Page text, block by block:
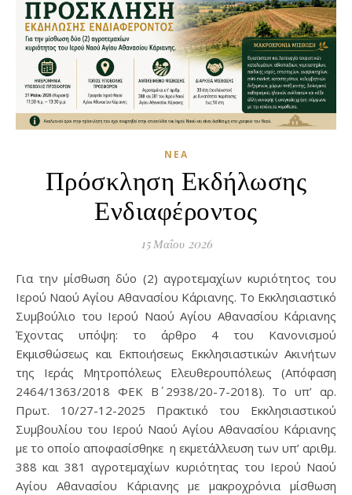
ΝΈΑ
Πρόσκληση Εκδήλωσης
Ενδιαφέροντος
15 Μαΐου 2026
Για την μίσθωση δύο (2) αγροτεμαχίων κυριότητος του
Ιερού Ναού Αγίου Αθανασίου Κάριανης. Το Εκκλησιαστικό
Συμβούλιο του Ιερού Ναού Αγίου Αθανασίου Κάριανης
Έχοντας υπόψη: το άρθρο 4 του Κανονισμού
Εκμισθώσεως και Εκποιήσεως Εκκλησιαστικών Ακινήτων
της Ιεράς Μητροπόλεως Ελευθερουπόλεως (Απόφαση
2464/1363/2018 ΦΕΚ Β΄ 2938/20-7-2018). Το υπ’ αρ.
Πρωτ. 10/27-12-2025 Πρακτικό του Εκκλησιαστικού
Συμβουλίου του Ιερού Ναού Αγίου Αθανασίου Κάριανης
με το οποίο αποφασίσθηκε η εκμετάλλευση των υπ’ αριθμ.
388 και 381 αγροτεμαχίων κυριότητας του Ιερού Ναού
Αγίου Αθανασίου Κάριανης με μακροχρόνια μίσθωση